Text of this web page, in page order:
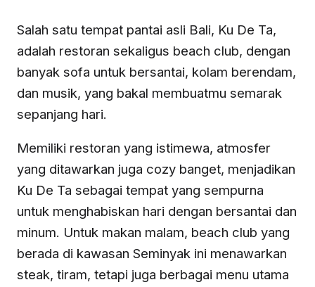
Salah satu tempat pantai asli Bali, Ku De Ta,
adalah restoran sekaligus beach club, dengan
banyak sofa untuk bersantai, kolam berendam,
dan musik, yang bakal membuatmu semarak
sepanjang hari.
Memiliki restoran yang istimewa, atmosfer
yang ditawarkan juga cozy banget, menjadikan
Ku De Ta sebagai tempat yang sempurna
untuk menghabiskan hari dengan bersantai dan
minum. Untuk makan malam, beach club yang
berada di kawasan Seminyak ini menawarkan
steak, tiram, tetapi juga berbagai menu utama